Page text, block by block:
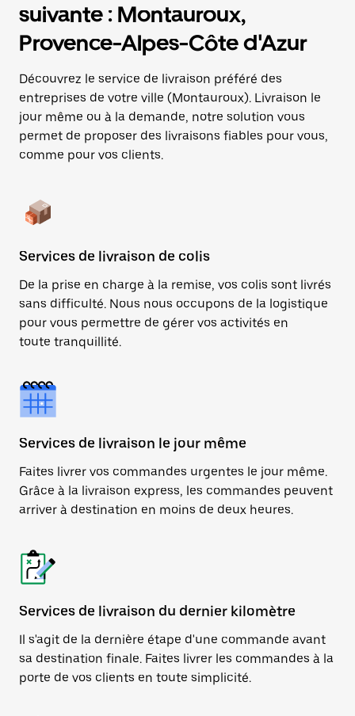
suivante : Montauroux,
Provence-Alpes-Côte d'Azur
Découvrez le service de livraison préféré des
entreprises de votre ville (Montauroux). Livraison le
jour même ou à la demande, notre solution vous
permet de proposer des livraisons fiables pour vous,
comme pour vos clients.
Services de livraison de colis
De la prise en charge à la remise, vos colis sont livrés
sans difficulté. Nous nous occupons de la logistique
pour vous permettre de gérer vos activités en
toute tranquillité.
Services de livraison le jour même
Faites livrer vos commandes urgentes le jour même.
Grâce à la livraison express, les commandes peuvent
arriver à destination en moins de deux heures.
Services de livraison du dernier kilomètre
Il s'agit de la dernière étape d'une commande avant
sa destination finale. Faites livrer les commandes à la
porte de vos clients en toute simplicité.